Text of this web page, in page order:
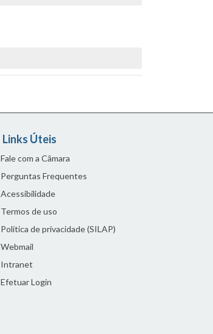
Links Úteis
Fale com a Câmara
Perguntas Frequentes
Acessibilidade
Termos de uso
Política de privacidade (SILAP)
Webmail
Intranet
Efetuar Login